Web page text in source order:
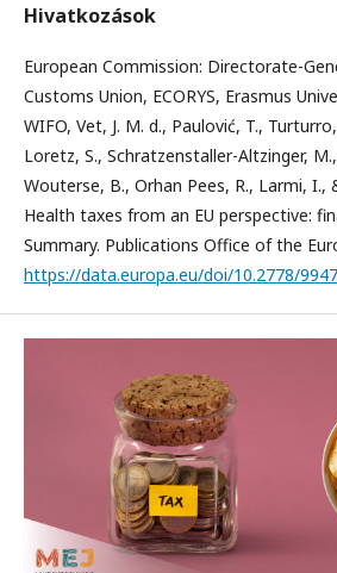
Hivatkozások
European Commission: Directorate-
Customs Union, ECORYS, Erasmus
WIFO, Vet, J. M. d., Paulović, T.,
Loretz, S., Schratzenstaller-Altzinger,
Wouterse, B., Orhan Pees, R., Larmi, I.,
Health taxes from an EU perspective:
Summary. Publications Office of the
https://data.europa.eu/doi/10.2778/